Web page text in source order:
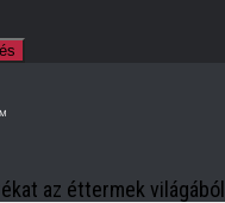
az éttermek világából